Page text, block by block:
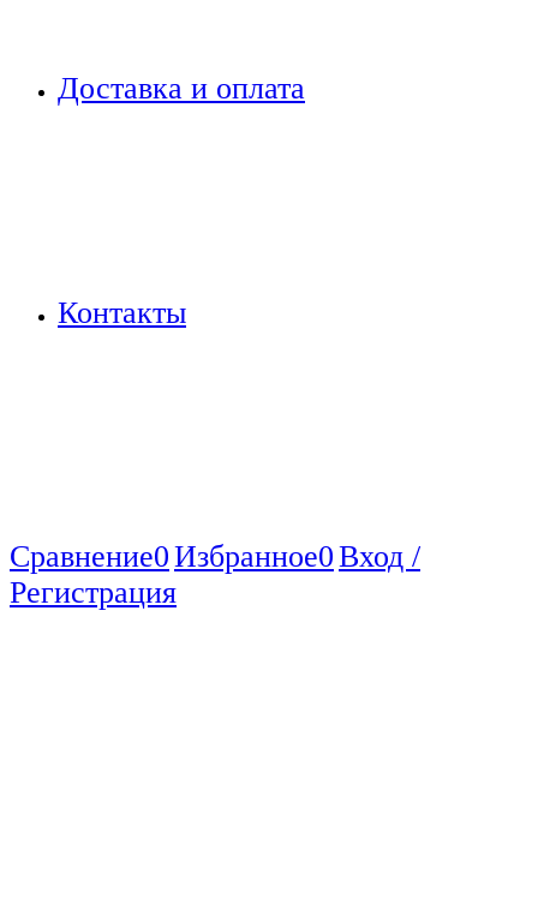
Доставка и оплата
Контакты
Сравнение0Избранное0Вход /
Регистрация